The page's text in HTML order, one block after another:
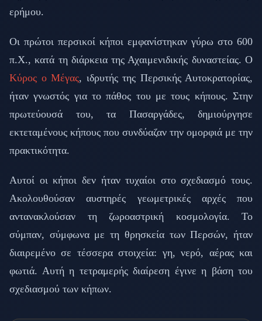
ερήμου.
Οι πρώτοι περσικοί κήποι εμφανίστηκαν γύρω στο 600
π.Χ., κατά τη διάρκεια της Αχαιμενιδικής δυναστείας. Ο
Κύρος ο Μέγας, ιδρυτής της Περσικής Αυτοκρατορίας,
ήταν γνωστός για το πάθος του με τους κήπους. Στην
πρωτεύουσά του, τα Πασαργάδες, δημιούργησε
εκτεταμένους κήπους που συνδύαζαν την ομορφιά με την
πρακτικότητα.
Αυτοί οι κήποι δεν ήταν τυχαίοι στο σχεδιασμό τους.
Ακολουθούσαν αυστηρές γεωμετρικές αρχές που
αντανακλούσαν τη ζωροαστρική κοσμολογία. Το
σύμπαν, σύμφωνα με τη θρησκεία των Περσών, ήταν
διαιρεμένο σε τέσσερα στοιχεία: γη, νερό, αέρας και
φωτιά. Αυτή η τετραμερής διαίρεση έγινε η βάση του
σχεδιασμού των κήπων.